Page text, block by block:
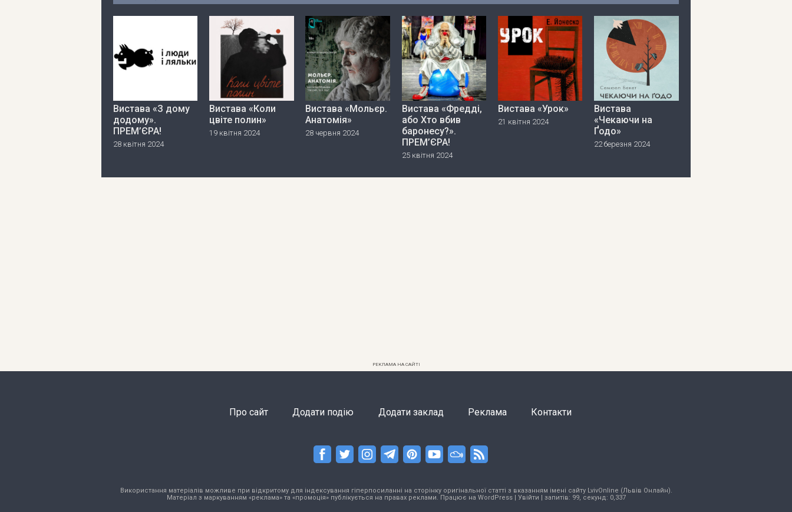
Вистава «З дому
додому».
ПРЕМ’ЄРА!
28 квітня 2024
Вистава «Коли
цвіте полин»
19 квітня 2024
Вистава «Мольєр.
Анатомія»
28 червня 2024
Вистава «Фредді,
або Хто вбив
баронесу?».
ПРЕМ’ЄРА!
25 квітня 2024
Вистава «Урок»
21 квітня 2024
Вистава
«Чекаючи на
Ґодо»
22 березня 2024
РЕКЛАМА НА САЙТІ
Про сайт Додати подію Додати заклад Реклама Контакти
Використання матеріалів можливе при відкритому для індексування гіперпосиланні на сторінку оригінальної статті з вказанням імені сайту LvivOnline (Львів Онлайн).
Матеріал з маркуванням «реклама» та «промоція» публікується на правах реклами. Працює на WordPress| Увійти | запитів: 99, секунд: 0,337